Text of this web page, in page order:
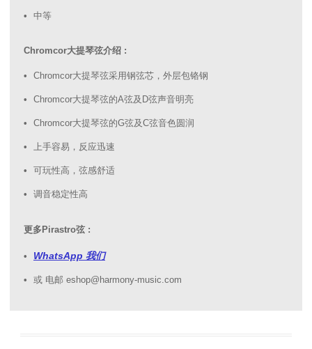
中等
Chromcor大提琴弦介绍 :
Chromcor大提琴弦采用钢弦芯，外层包铬钢
Chromcor大提琴弦的A弦及D弦声音明亮
Chromcor大提琴弦的G弦及C弦音色圆润
上手容易，反应迅速
可玩性高，弦感舒适
调音稳定性高
更多Pirastro弦 :
WhatsApp 我们
或 电邮 eshop@harmony-music.com